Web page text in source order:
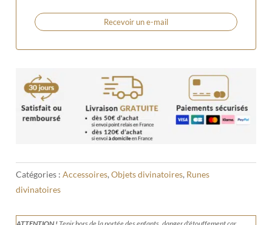
Recevoir un e-mail
Catégories :Accessoires,Objets divinatoires, Runes
divinatoires